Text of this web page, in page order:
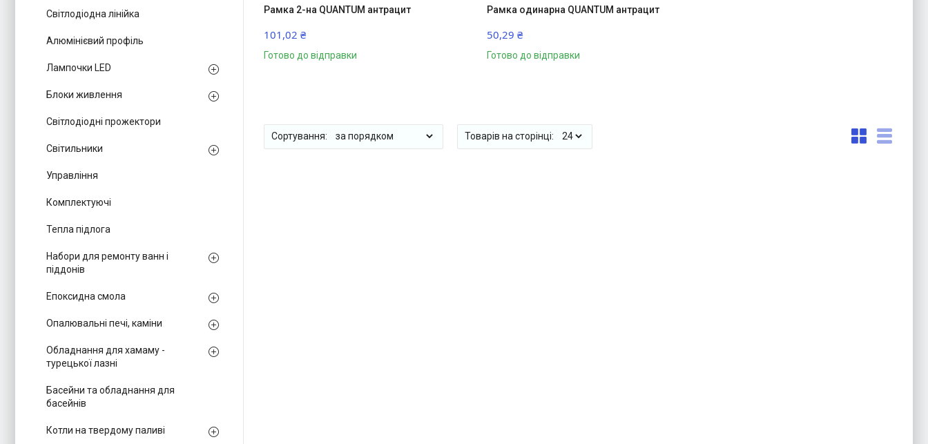
Рамка 2-на QUANTUM антрацит
101,02 ₴
Готово до відправки
Рамка одинарна QUANTUM антрацит
50,29 ₴
Готово до відправки
Світлодіодна лінійка
Алюмінієвий профіль
Лампочки LED
Блоки живлення
Світлодіодні прожектори
Світильники
Управління
Комплектуючі
Тепла підлога
Набори для ремонту ванн і
піддонів
Епоксидна смола
Опалювальні печі, каміни
Обладнання для хамаму -
турецької лазні
Басейни та обладнання для
басейнів
Котли на твердому паливі